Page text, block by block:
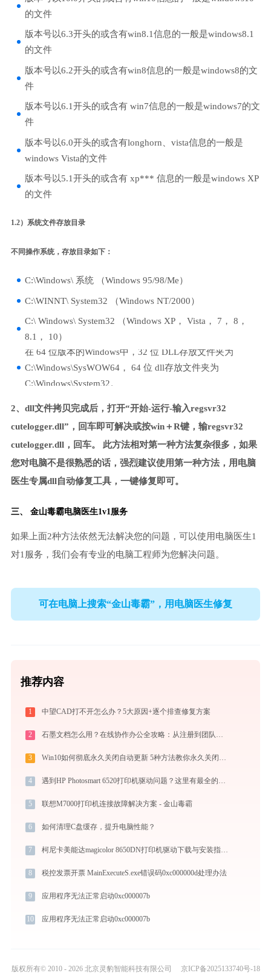
的文件
版本号以6.3开头的或含有win8.1信息的一般是windows8.1
的文件
版本号以6.2开头的或含有win8信息的一般是windows8的文
件
版本号以6.1开头的或含有 win7信息的一般是windows7的文
件
版本号以6.0开头的或含有longhorn、vista信息的一般是
windows Vista的文件
版本号以5.1开头的或含有 xp*** 信息的一般是windows XP
的文件
1.2）系统文件存放目录
不同操作系统，存放目录如下：
C:\Windows\ 系统 （Windows 95/98/Me）
C:\WINNT\ System32 （Windows NT/2000）
C:\ Windows\ System32 （Windows XP， Vista， 7， 8，
8.1， 10）
在 64 位版本的Windows中，32 位 DLL存放文件夹为
C:\Windows\SysWOW64， 64 位 dll存放文件夹为
C:\Windows\System32。
2、dll文件拷贝完成后，打开“开始-运行-输入regsvr32
cutelogger.dll”，回车即可解决或按win＋R键，输regsvr32
cutelogger.dll，回车。 此方法相对第一种方法复杂很多，如果
您对电脑不是很熟悉的话，强烈建议使用第一种方法，用电脑
医生专属dll自动修复工具，一键修复即可。
三、 金山毒霸电脑医生1v1服务
如果上面2种方法依然无法解决您的问题，可以使用电脑医生1
对1服务，我们会有专业的电脑工程师为您解决问题。
可在电脑上搜索“金山毒霸”，用电脑医生修复
推荐内容
1 中望CAD打不开怎么办？5大原因+逐个排查修复方案
2 石墨文档怎么用？在线协作办公全攻略：从注册到团队高效协同
3 Win10如何彻底永久关闭自动更新 5种方法教你永久关闭win10自动更新
4 遇到HP Photosmart 6520打印机驱动问题？这里有最全的下载及安装指导
5 联想M7000打印机连接故障解决方案 - 金山毒霸
6 如何清理C盘缓存，提升电脑性能？
7 柯尼卡美能达magicolor 8650DN打印机驱动下载与安装指南：一步步教您操作
8 税控发票开票 MainExecuteS.exe错误码0xc000000d处理办法
9 应用程序无法正常启动0xc000007b
10 应用程序无法正常启动0xc000007b
版权所有© 2010 - 2026 北京灵豹智能科技有限公司 京ICP备2025133740号-18